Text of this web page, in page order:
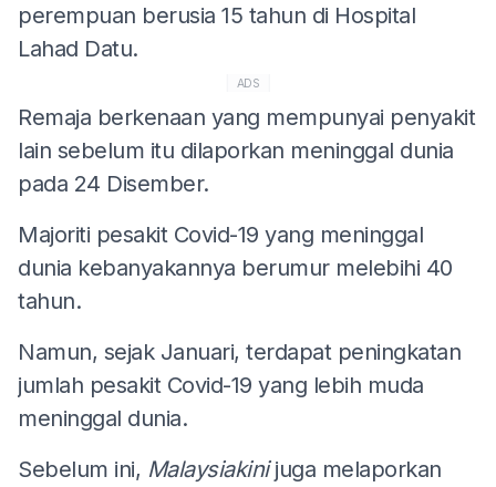
perempuan berusia 15 tahun di Hospital
Lahad Datu.
ADS
Remaja berkenaan yang mempunyai penyakit
lain sebelum itu dilaporkan meninggal dunia
pada 24 Disember.
Majoriti pesakit Covid-19 yang meninggal
dunia kebanyakannya berumur melebihi 40
tahun.
Namun, sejak Januari, terdapat peningkatan
jumlah pesakit Covid-19 yang lebih muda
meninggal dunia.
Sebelum ini, Malaysiakinijuga melaporkan